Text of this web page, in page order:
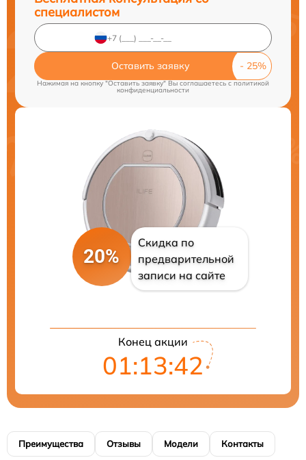
специалистом
Оставить заявку
Нажимая на кнопку "Оставить заявку" Вы соглашаетесь c политикой
конфиденциальности
20%
Скидка по
предварительной
записи на сайте
Конец акции
01:13:42
Преимущества Отзывы Модели Контакты